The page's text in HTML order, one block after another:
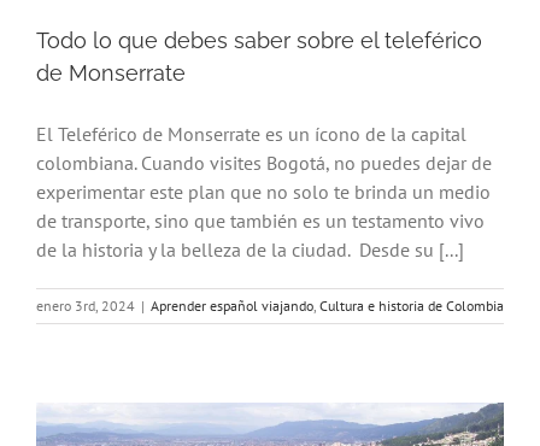
Todo lo que debes saber sobre el teleférico
de Monserrate
El Teleférico de Monserrate es un ícono de la capital
colombiana. Cuando visites Bogotá, no puedes dejar de
experimentar este plan que no solo te brinda un medio
de transporte, sino que también es un testamento vivo
de la historia y la belleza de la ciudad. Desde su [...]
enero 3rd, 2024 | Aprender español viajando Cultura e historia de Colombia